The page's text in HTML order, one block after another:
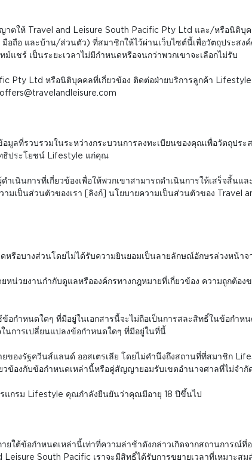
าตให้ Travel and Leisure South Pacific Pty Ltd และ/หรือนิติบุ
ถือ และบ้าน/ส่วนตัว) ที่สมาชิกให้ไว้ผ่านเว็บไซต์นี้เพื่อวัตถุประสง
แชร์ เป็นระยะเวลาไม่มีกำหนดหรือจนกว่าพวกเขาจะเลือกไม่รับ
Pty Ltd หรือนิติบุคคลที่เกี่ยวข้อง ติดต่อฝ่ายบริการลูกค้า
ลที่รวบรวมในระหว่างกระบวนการลงทะเบียนของคุณเพื่อวัตถุประ
ธิประโยชน์ Lifestyle แก่คุณ
เนินการที่เกี่ยวข้องเพื่อให้พวกเขาสามารถดำเนินการให้เสร็จสิ้นแ
เป็นส่วนตัวของเรา [ลิงก์] นโยบายความเป็นส่วนตัวของ Travel
รือบางส่วนโดยไม่ได้รับความยินยอมเป็นลายลักษณ์อักษรล่วงหน้าจ
น่วยงานกำกับดูแลหรือองค์กรทางกฎหมายที่เกี่ยวข้อง ความถูกต้อง
อกำหนดใดๆ ที่มีอยู่ในเอกสารนี้จะไม่ถือเป็นการสละสิทธิ์ในข้อกำห
นการเปลี่ยนแปลงข้อกำหนดใดๆ ที่มีอยู่ในที่นี้
องรัฐควีนส์แลนด์ ออสเตรเลีย โดยไม่คำนึงถึงสถานที่ที่สมาชิก
วข้องกับข้อกำหนดเหล่านี้หรือคู่สัญญายอมรับเขตอำนาจศาลที่ไม่จำ
รแกรม Lifestyle คุณกำลังยืนยันว่าคุณมีอายุ 18 ปีขึ้นไป
ใต้ข้อกำหนดเหล่านี้เท่าที่ความล่าช้าดังกล่าวเกิดจากสถานการณ์ที่
South Pacific เราจะมีสิทธิ์ได้รับการขยายเวลาที่เหมาะส